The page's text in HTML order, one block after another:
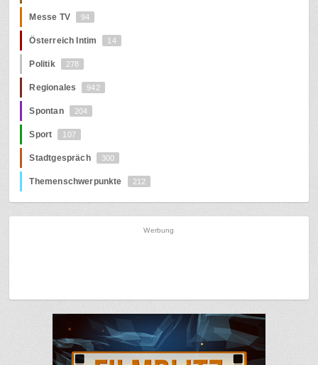
Messe TV 94
Österreich Intim 14
Politik 278
Regionales 942
Spontan 204
Sport 107
Stadtgespräch 300
Themenschwerpunkte 212
Werbung